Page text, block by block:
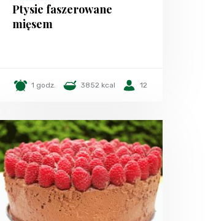
Ptysie faszerowane
mięsem
1 godz. 3852 kcal 12